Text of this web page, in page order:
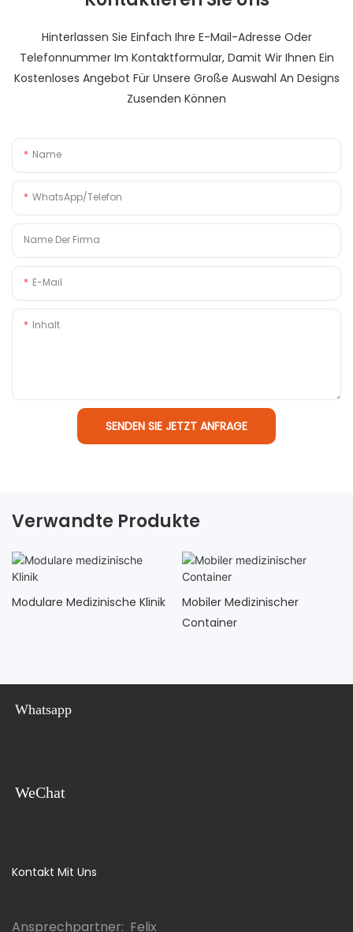
Hinterlassen Sie Einfach Ihre E-Mail-Adresse Oder
Telefonnummer Im Kontaktformular, Damit Wir Ihnen Ein
Kostenloses Angebot Für Unsere Große Auswahl An Designs
Zusenden Können
Name
WhatsApp/Telefon
Name Der Firma
E-Mail
Inhalt
SENDEN SIE JETZT ANFRAGE
Verwandte Produkte
Modulare Medizinische Klinik
Mobiler Medizinischer
Container
Whatsapp
WeChat
Kontakt Mit Uns
Ansprechpartner: Felix